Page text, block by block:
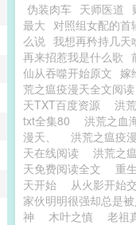
伪装肉车 天师医道
最大 对照组女配的首
么说 我想再矜持几天
再来招惹我是什么歌
仙从吞噬开始原文 嫁
荒之瘟疫漫天全文阅读
天TXT百度资源
洪
txt全集80
洪荒之血
漫天、
洪荒之瘟疫
天在线阅读
洪荒之
天免费阅读全文
重
天开始
从火影开始
家伙明明很强却总是
神
木叶之慎 老祖